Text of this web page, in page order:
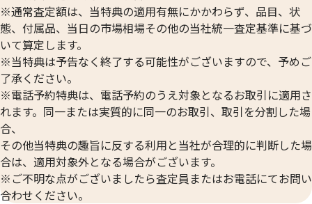
24金 (K24) カレンダー 新星工業 戌
2g
参考買取価格
59,500 円
24金 (K24) カレ
2g
参考買取価格
59,500円
※通常査定額は、当特典の適用有無にかかわらず、品目、状
態、付属品、当日の市場相場その他の当社統一査定基準に基づ
いて算定します。
※当特典は予告なく終了する可能性がございますので、予めご
了承ください。
※電話予約特典は、電話予約のうえ対象となるお取引に適用さ
れます。同一または実質的に同一のお取引、取引を分割した場
合、
その他当特典の趣旨に反する利用と当社が合理的に判断した場
合は、適用対象外となる場合がございます。
※ご不明な点がございましたら査定員またはお電話にてお問い
合わせください。